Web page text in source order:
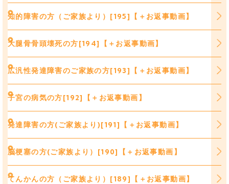
知的障害の方（ご家族より）[195]【＋お返事動画】
大腿骨骨頭壊死の方[194]【＋お返事動画】
広汎性発達障害のご家族の方[193]【＋お返事動画】
子宮の病気の方[192]【＋お返事動画】
発達障害の方(ご家族より)[191]【＋お返事動画】
脳梗塞の方(ご家族より）[190]【＋お返事動画】
てんかんの方（ご家族より）[189]【＋お返事動画】